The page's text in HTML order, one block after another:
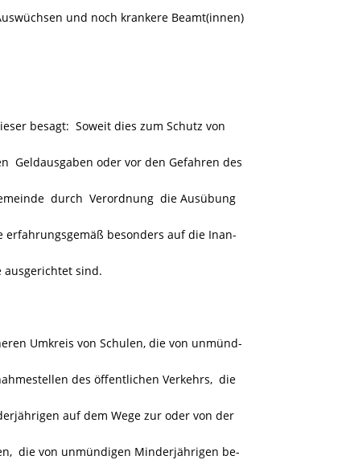
und noch krankere Beamt(innen)
besagt: Soweit dies zum Schutz von
oder vor den Gefahren des
durch Verordnung die Ausübung
besonders auf die Inan-
sind.
Umkreis von Schulen, die von unmünd-
des öffentlichen Verkehrs, die
auf dem Wege zur oder von der
die von unmündigen Minderjährigen be-